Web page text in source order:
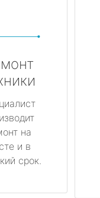
на
и в
срок.